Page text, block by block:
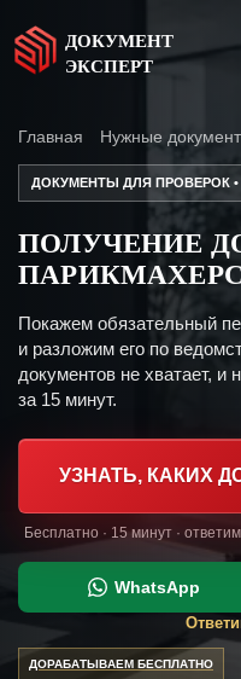
ДОКУМЕНТ
ЭКСПЕРТ
Главная Нужные
ДОКУМЕНТЫ ДЛЯ ПРОВЕРОК
ПОЛУЧЕНИЕ
Покажем обязательный
и разложим его по
документов не хватает, и
за 15 минут.
УЗНАТЬ, КАКИХ
Бесплатно · 15 минут ·
WhatsApp
ДОРАБАТЫВАЕМ БЕСПЛАТНО